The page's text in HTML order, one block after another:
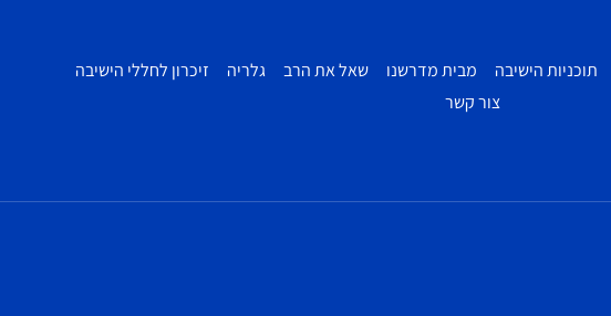
תוכניות הישיבה מבית מדרשנו שאל את הרב גלריה
זיכרון לחללי הישיבה
צור קשר